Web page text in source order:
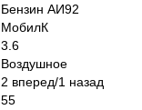
Бензин АИ92
МобилК
3.6
Воздушное
2 вперед/1 назад
55